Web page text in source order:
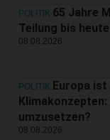
POLITIK 65 Jahre
Teilung bis
08.08.2026
POLITIK Europa
umzusetzen?
08.08.2026